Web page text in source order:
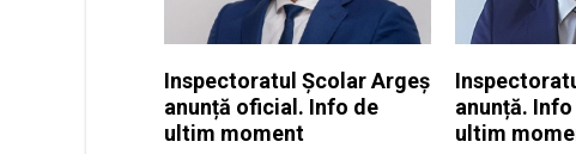
Inspectoratul Școlar Argeș
anunță oficial. Info de
ultim moment
anunță.
ultim